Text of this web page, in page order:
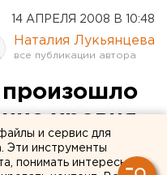
14 АПРЕЛЯ 2008 В 10:48
Наталия Лукьянцева
произошло
уровня
и сервис для
Эти инструменты
понимать интересы